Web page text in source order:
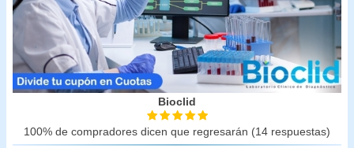
Bioclid
100% de compradores dicen que regresarán (14 respuestas)